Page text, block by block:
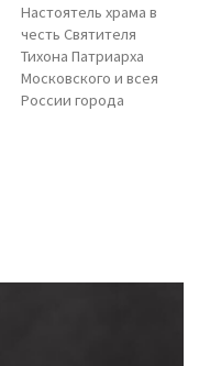
Настоятель храма в
честь Святителя
Тихона Патриарха
Московского и всея
России города